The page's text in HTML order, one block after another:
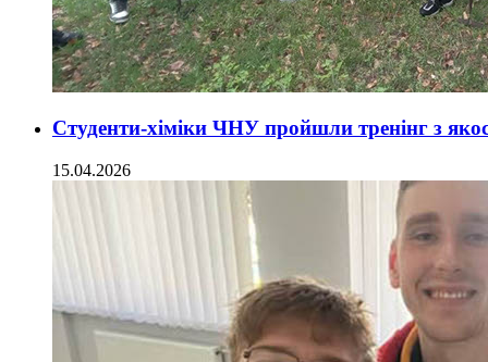
Студенти-хіміки ЧНУ пройшли тренінг з
15.04.2026